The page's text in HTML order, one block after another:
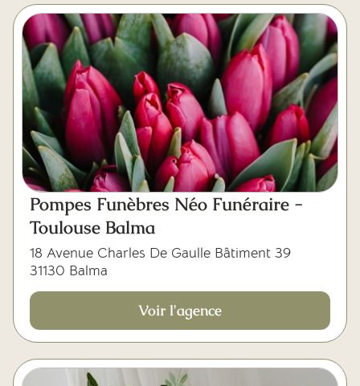
Pompes Funèbres Néo Funéraire -
Toulouse Balma
18 Avenue Charles De Gaulle Bâtiment 39
31130 Balma
Voir l'agence